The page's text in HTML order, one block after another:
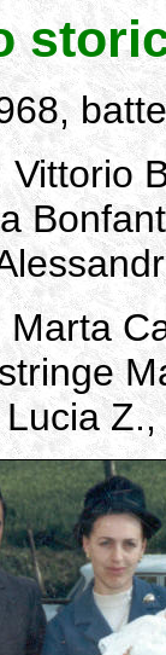
Vittorio
Lucia